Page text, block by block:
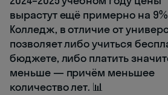
вырастут ещё примерно на
Колледж, в отличие от
позволяет либо учиться
бюджете, либо платить
меньше — причём меньшее
количество лет. 📊